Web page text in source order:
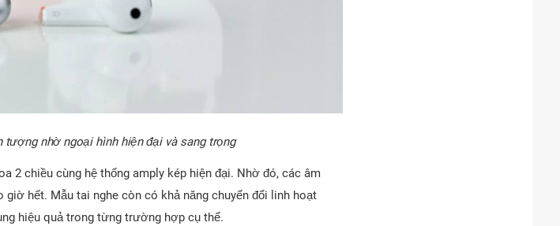
tượng nhờ ngoại hình hiện đại và sang trọng
2 chiều cùng hệ thống amply kép hiện đại. Nhờ đó, các âm
hết. Mẫu tai nghe còn có khả năng chuyển đổi linh hoạt
hiệu quả trong từng trường hợp cụ thể.